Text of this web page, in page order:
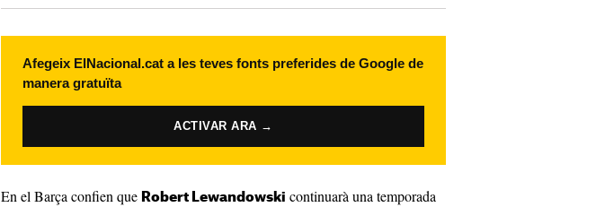
Afegeix ElNacional.cat a les teves fonts preferides de Google de
manera gratuïta
ACTIVAR ARA →
En el Barça confien que Robert Lewandowski continuarà una temporada